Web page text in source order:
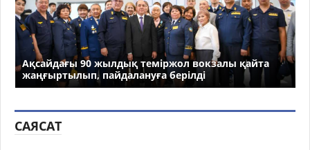
Ақсайдағы 90 жылдық теміржол вокзалы қайта
жаңғыртылып, пайдалануға берілді
САЯСАТ